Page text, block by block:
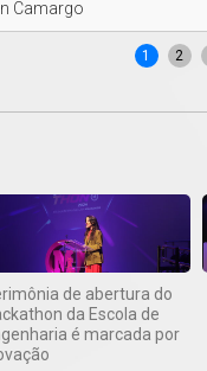
Camargo
1 2
de abertura do
da Escola de
é marcada por